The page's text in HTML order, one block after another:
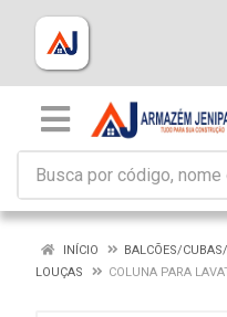
INÍCIO
BALCÕES/
LOUÇAS
COLUNA PARA